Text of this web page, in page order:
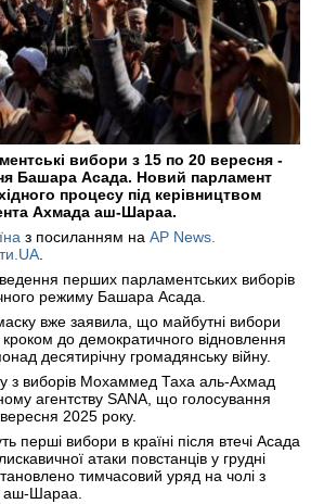
вибори з 15 по 20 вересня -
Башара Асада. Новий парламент
процесу під керівництвом
Ахмада аш-Шараа.
з посиланням на AP News.
перших парламентських виборів
режиму Башара Асада.
вже заявила, що майбутні вибори
до демократичного відновлення
десятирічну громадянську війну.
з виборів Мохаммед Таха аль-Ахмад
агентству SANA, що голосування
2025 року.
перші вибори в країні після втечі Асада
атаки повстанців у грудні
тимчасовий уряд на чолі з
аш-Шараа.